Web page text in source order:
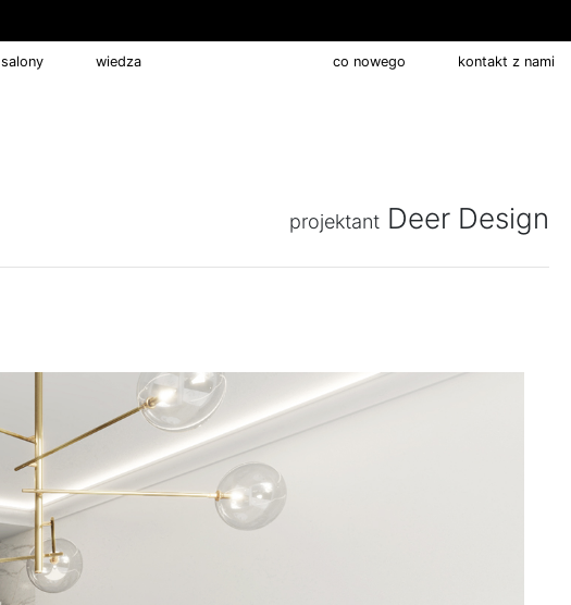
salony wiedza co nowego kontakt z nami
projektant Deer Design